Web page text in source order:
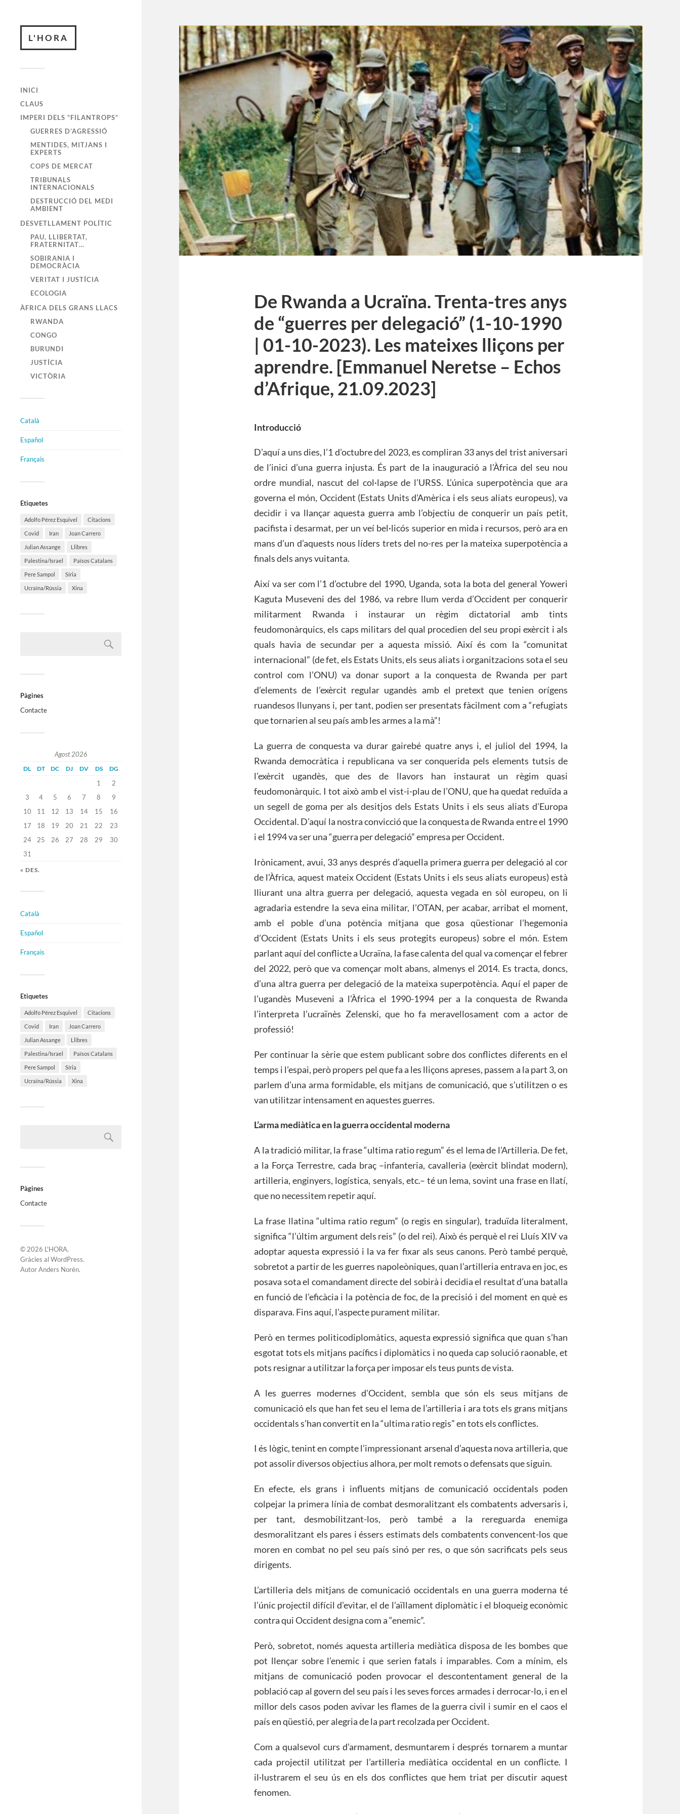
L'HORA
INICI
CLAUS
IMPERI DELS “FILANTROPS”
GUERRES D’AGRESSIÓ
MENTIDES, MITJANS I
EXPERTS
COPS DE MERCAT
TRIBUNALS
INTERNACIONALS
DESTRUCCIÓ DEL MEDI
AMBIENT
DESVETLLAMENT POLÍTIC
PAU, LLIBERTAT,
FRATERNITAT…
SOBIRANIA I
DEMOCRÀCIA
VERITAT I JUSTÍCIA
ECOLOGIA
ÀFRICA DELS GRANS LLACS
RWANDA
CONGO
BURUNDI
JUSTÍCIA
VICTÒRIA
Català
Español
Français
Etiquetes
Adolfo Pérez Esquivel Citacions
Covid Iran Joan Carrero
Julian Assange Llibres
Palestina/Israel Països Catalans
Pere Sampol Síria
Ucraïna/Rússia Xina
Pàgines
Contacte
Agost 2026
DL DT DC DJ DV DS DG
1
2
3
4 5 6 7 8
9
10
11 12 13 14 15
16
17
18 19 20 21 22
23
24
25 26 27 28 29
30
31
« DES.
Català
Español
Français
Etiquetes
Adolfo Pérez Esquivel Citacions
Covid Iran Joan Carrero
Julian Assange Llibres
Palestina/Israel Països Catalans
Pere Sampol Síria
Ucraïna/Rússia Xina
Pàgines
Contacte
© 2026 L'HORA.
Gràcies alWordPress.
AutorAnders Norén.
De Rwanda a Ucraïna. Trenta-tres anys
de “guerres per delegació” (1-10-1990
| 01-10-2023). Les mateixes lliçons per
aprendre. [Emmanuel Neretse – Echos
d’Afrique, 21.09.2023]
Introducció
D’aquí a uns dies, l’1 d’octubre del 2023, es compliran 33 anys del trist aniversari
de l’inici d’una guerra injusta. És part de la inauguració a l’Àfrica del seu nou
ordre mundial, nascut del col·lapse de l’URSS. L’única superpotència que ara
governa el món, Occident (Estats Units d’Amèrica i els seus aliats europeus), va
decidir i va llançar aquesta guerra amb l’objectiu de conquerir un país petit,
pacifista i desarmat, per un veí bel·licós superior en mida i recursos, però ara en
mans d’un d’aquests nous líders trets del no-res per la mateixa superpotència a
finals dels anys vuitanta.
Així va ser com l’1 d’octubre del 1990, Uganda, sota la bota del general Yoweri
Kaguta Museveni des del 1986, va rebre llum verda d’Occident per conquerir
militarment Rwanda i instaurar un règim dictatorial amb tints
feudomonàrquics, els caps militars del qual procedien del seu propi exèrcit i als
quals havia de secundar per a aquesta missió. Així és com la “comunitat
internacional” (de fet, els Estats Units, els seus aliats i organitzacions sota el seu
control com l’ONU) va donar suport a la conquesta de Rwanda per part
d’elements de l’exèrcit regular ugandès amb el pretext que tenien orígens
ruandesos llunyans i, per tant, podien ser presentats fàcilment com a “refugiats
que tornarien al seu país amb les armes a la mà”!
La guerra de conquesta va durar gairebé quatre anys i, el juliol del 1994, la
Rwanda democràtica i republicana va ser conquerida pels elements tutsis de
l’exèrcit ugandès, que des de llavors han instaurat un règim quasi
feudomonàrquic. I tot això amb el vist-i-plau de l’ONU, que ha quedat reduïda a
un segell de goma per als desitjos dels Estats Units i els seus aliats d’Europa
Occidental. D’aquí la nostra convicció que la conquesta de Rwanda entre el 1990
i el 1994 va ser una “guerra per delegació” empresa per Occident.
Irònicament, avui, 33 anys després d’aquella primera guerra per delegació al cor
de l’Àfrica, aquest mateix Occident (Estats Units i els seus aliats europeus) està
lliurant una altra guerra per delegació, aquesta vegada en sòl europeu, on li
agradaria estendre la seva eina militar, l’OTAN, per acabar, arribat el moment,
amb el poble d’una potència mitjana que gosa qüestionar l’hegemonia
d’Occident (Estats Units i els seus protegits europeus) sobre el món. Estem
parlant aquí del conflicte a Ucraïna, la fase calenta del qual va començar el febrer
del 2022, però que va començar molt abans, almenys el 2014. Es tracta, doncs,
d’una altra guerra per delegació de la mateixa superpotència. Aquí el paper de
l’ugandès Museveni a l’Àfrica el 1990-1994 per a la conquesta de Rwanda
l’interpreta l’ucraïnès Zelenski, que ho fa meravellosament com a actor de
professió!
Per continuar la sèrie que estem publicant sobre dos conflictes diferents en el
temps i l’espai, però propers pel que fa a les lliçons apreses, passem a la part 3, on
parlem d’una arma formidable, els mitjans de comunicació, que s’utilitzen o es
van utilitzar intensament en aquestes guerres.
L’arma mediàticaenla guerra occidental moderna
A la tradició militar, la frase “ultima ratio regum” és el lema de l’Artilleria. De fet,
a la Força Terrestre, cada braç –infanteria, cavalleria (exèrcit blindat modern),
artilleria, enginyers, logística, senyals, etc.– té un lema, sovint una frase en llatí,
que no necessitem repetir aquí.
La frase llatina “ultima ratio regum” (o regis en singular), traduïda literalment,
significa “l’últim argument dels reis” (o del rei). Això és perquè el rei Lluís XIV va
adoptar aquesta expressió i la va fer fixar als seus canons. Però també perquè,
sobretot a partir de les guerres napoleòniques, quan l’artilleria entrava en joc, es
posava sota el comandament directe del sobirà i decidia el resultat d’una batalla
en funció de l’eficàcia i la potència de foc, de la precisió i del moment en què es
disparava. Fins aquí, l’aspecte purament militar.
Però en termes politicodiplomàtics, aquesta expressió significa que quan s’han
esgotat tots els mitjans pacífics i diplomàtics i no queda cap solució raonable, et
pots resignar a utilitzar la força per imposar els teus punts de vista.
A les guerres modernes d’Occident, sembla que són els seus mitjans de
comunicació els que han fet seu el lema de l’artilleria i ara tots els grans mitjans
occidentals s’han convertit en la “ultima ratio regis” en tots els conflictes.
I és lògic, tenint en compte l’impressionant arsenal d’aquesta nova artilleria, que
pot assolir diversos objectius alhora, per molt remots o defensats que siguin.
En efecte, els grans i influents mitjans de comunicació occidentals poden
colpejar la primera línia de combat desmoralitzant els combatents adversaris i,
per tant, desmobilitzant-los, però també a la rereguarda enemiga
desmoralitzant els pares i éssers estimats dels combatents convencent-los que
moren en combat no pel seu país sinó per res, o que són sacrificats pels seus
dirigents.
L’artilleria dels mitjans de comunicació occidentals en una guerra moderna té
l’únic projectil difícil d’evitar, el de l’aïllament diplomàtic i el bloqueig econòmic
contra qui Occident designa com a “enemic”.
Però, sobretot, només aquesta artilleria mediàtica disposa de les bombes que
pot llençar sobre l’enemic i que serien fatals i imparables. Com a mínim, els
mitjans de comunicació poden provocar el descontentament general de la
població cap al govern del seu país i les seves forces armades i derrocar-lo, i en el
millor dels casos poden avivar les flames de la guerra civil i sumir en el caos el
país en qüestió, per alegria de la part recolzada per Occident.
Com a qualsevol curs d’armament, desmuntarem i després tornarem a muntar
cada projectil utilitzat per l’artilleria mediàtica occidental en un conflicte. I
il·lustrarem el seu ús en els dos conflictes que hem triat per discutir aquest
fenomen.